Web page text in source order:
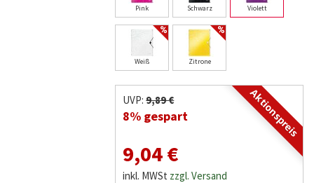
Pink Schwarz Violett
Weiß Zitrone
Aktionspreis
UVP:9,89 €
8% gespart
9,04 €
inkl. MWSt zzgl. Versand